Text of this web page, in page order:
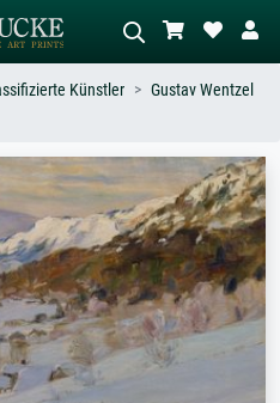
Beschreiben Sie die Szene – z.B. Grüne
Wiese, Abstrakt mit viel Rot, Dunkles
Ölgemälde, Stehender Akt neben einem
Baum.
Künstler
Gustav Wentzel